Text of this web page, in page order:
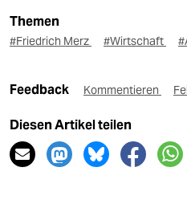
Themen
#Friedrich Merz #Wirtschaft
Feedback Kommentieren
Diesen Artikel teilen